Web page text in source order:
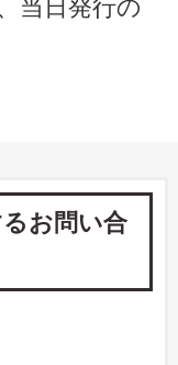
当日発行の
お問い合